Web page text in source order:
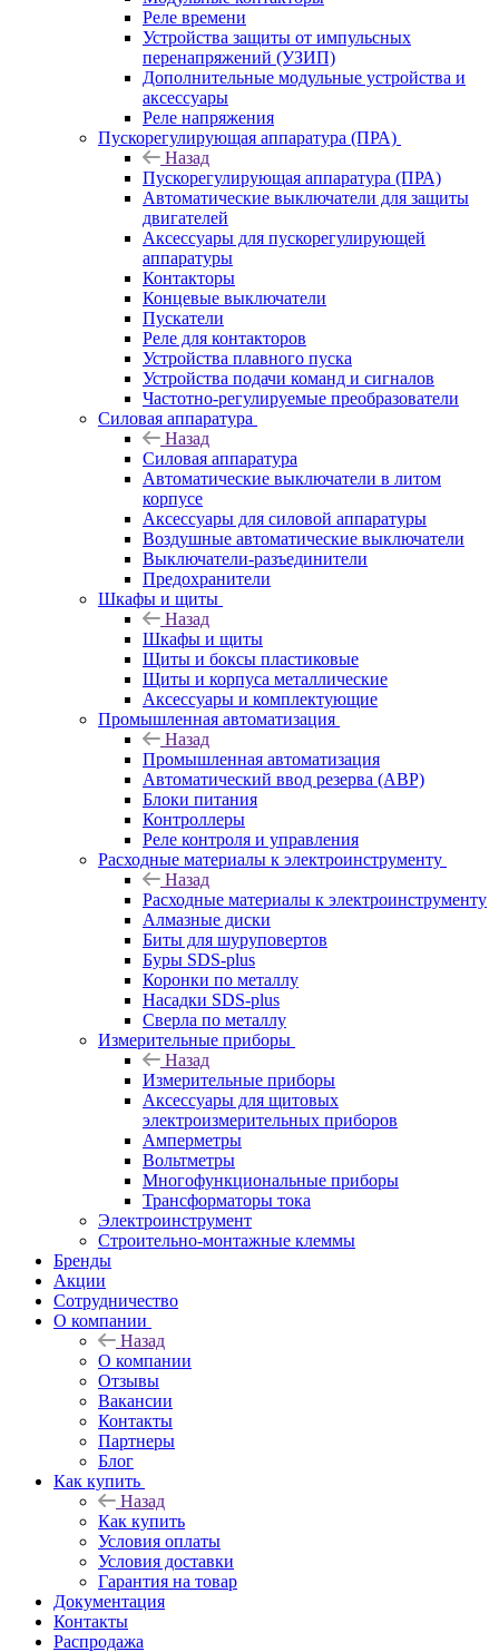
Реле времени
Устройства защиты от импульсных
перенапряжений (УЗИП)
Дополнительные модульные устройства и
аксессуары
Реле напряжения
Пускорегулирующая аппаратура (ПРА)
Назад
Пускорегулирующая аппаратура (ПРА)
Автоматические выключатели для защиты
двигателей
Аксессуары для пускорегулирующей
аппаратуры
Контакторы
Концевые выключатели
Пускатели
Реле для контакторов
Устройства плавного пуска
Устройства подачи команд и сигналов
Частотно-регулируемые преобразователи
Силовая аппаратура
Назад
Силовая аппаратура
Автоматические выключатели в литом
корпусе
Аксессуары для силовой аппаратуры
Воздушные автоматические выключатели
Выключатели-разъединители
Предохранители
Шкафы и щиты
Назад
Шкафы и щиты
Щиты и боксы пластиковые
Щиты и корпуса металлические
Аксессуары и комплектующие
Промышленная автоматизация
Назад
Промышленная автоматизация
Автоматический ввод резерва (АВР)
Блоки питания
Контроллеры
Реле контроля и управления
Расходные материалы к электроинструменту
Назад
Расходные материалы к электроинструменту
Алмазные диски
Биты для шуруповертов
Буры SDS-plus
Коронки по металлу
Насадки SDS-plus
Сверла по металлу
Измерительные приборы
Назад
Измерительные приборы
Аксессуары для щитовых
электроизмерительных приборов
Амперметры
Вольтметры
Многофункциональные приборы
Трансформаторы тока
Электроинструмент
Строительно-монтажные клеммы
Бренды
Акции
Сотрудничество
О компании
Назад
О компании
Отзывы
Вакансии
Контакты
Партнеры
Блог
Как купить
Назад
Как купить
Условия оплаты
Условия доставки
Гарантия на товар
Документация
Контакты
Распродажа